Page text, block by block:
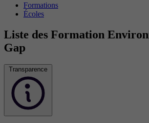
Formations
Écoles
Liste des Formation
Gap
Transparence